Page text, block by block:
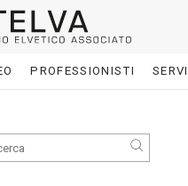
PROFESSIONISTI